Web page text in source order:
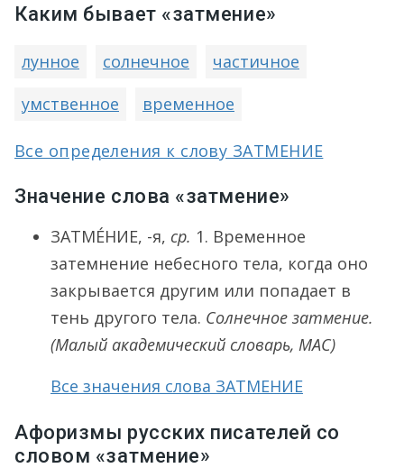
Каким бывает «затмение»
лунное солнечное
частичное
умственное
временное
Все определения к слову ЗАТМЕНИЕ
Значение слова «затмение»
ЗАТМЕ́НИЕ, -я, ср. 1. Временное
затемнение небесного тела, когда оно
закрывается другим или попадает в
тень другого тела. Солнечное затмение.
(Малый академический словарь, МАС)
Все значения слова ЗАТМЕНИЕ
Афоризмы русских писателей со
словом «затмение»